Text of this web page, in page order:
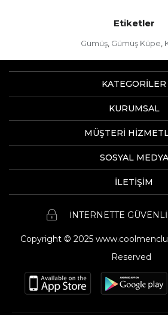
Etiketler
Gümüş, Gümüş Küpe,
KATEGORİLER
KURUMSAL
MÜŞTERİ
SOSYAL MEDYA
İLETİŞİM
İNTERNETTE
Copyright © 2025
Reserved